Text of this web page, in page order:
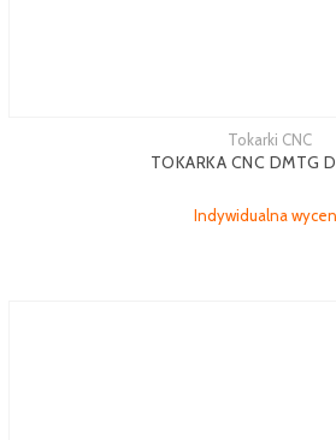
Tokarki CNC
TOKARKA CNC DMTG
Indywidualna